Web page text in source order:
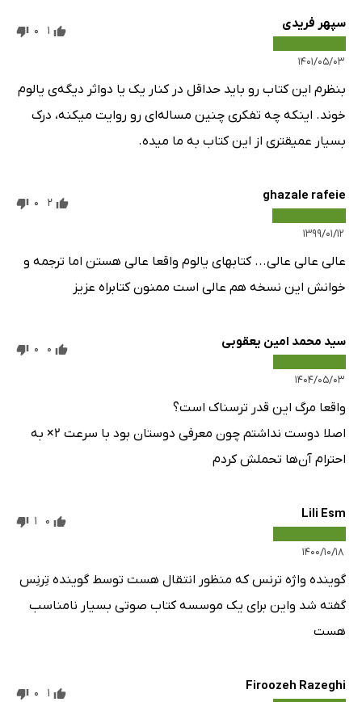
سپهر فریدی
۱۴۰۱/۰۵/۰۳
1
0
بنظرم این کتاب رو باید حداقل در کنار یک یا دو‌اثر دیگه‌ی یالوم
خوند. اینکه چه تفکری چنین مساله‌ای رو روایت میکنه، درک
بسیار عمیقتری از این کتاب به ما میده.
ghazale rafeie
۱۳۹۹/۰۱/۱۲
2
0
عالی عالی عالی... کتابهای یالوم واقعا عالی هستن اما ترجمه و
خوانش این نسخه هم عالی است ممنون کتابراه عزیز
سید محمد امین یعقوبی
۱۴۰۴/۰۵/۰۳
0
0
واقعا مرگ این قدر ترسناک است؟
اصلا دوست نداشتم چون معرفی دوستان بود با سرعت ۲× به
احترام آن‌ها تحملش کردم
Lili Esm
۱۴۰۰/۱۰/۱۸
0
1
گوینده واژه ترنس که منظور انتقال هست توسط گوینده تِرنِس
گفته شد واین برای یک موسسه کتاب صوتی بسیار نامناسب
هست
Firoozeh Razeghi
1
0